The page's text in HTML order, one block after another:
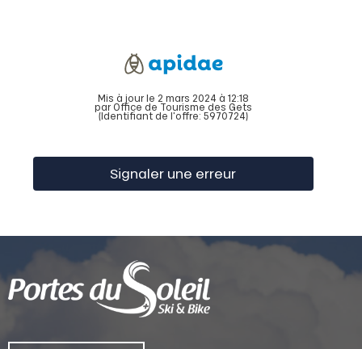
Mis à jour le 2 mars 2024 à 12:18
par Office de Tourisme des Gets
(Identifiant de l'offre: 5970724)
Signaler une erreur